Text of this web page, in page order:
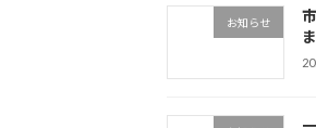
お知らせ